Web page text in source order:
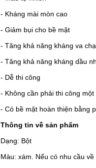
- Kháng mài mòn cao
- Giảm bụi cho bề mặt
- Tăng khả năng kháng va
- Tăng khả năng kháng dầu
- Dễ thi công
- Không cần phải thi công
- Có bề mặt hoàn thiện bằng
Thông tin về sản phẩm
Dạng: Bột
Màu: xám. Nếu có nhu cầu